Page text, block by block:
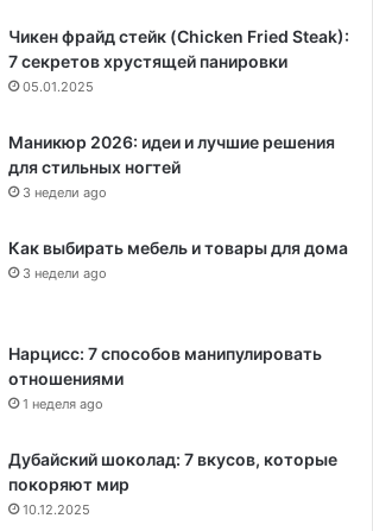
Чикен фрайд стейк (Chicken Fried Steak):
7 секретов хрустящей панировки
05.01.2025
Маникюр 2026: идеи и лучшие решения
для стильных ногтей
3 недели ago
Как выбирать мебель и товары для дома
3 недели ago
Нарцисс: 7 способов манипулировать
отношениями
1 неделя ago
Дубайский шоколад: 7 вкусов, которые
покоряют мир
10.12.2025